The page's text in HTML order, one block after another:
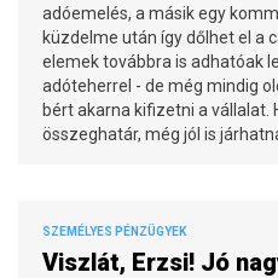
adóemelés, a másik egy
küzdelme után így dőlhet el a
elemek továbbra is adhatóak
adóteherrel - de még mindig
bért akarna kifizetni a vállalat.
összeghatár, még jól is
SZEMÉLYES PÉNZÜGYEK
Viszlát, Erzsi! Jó